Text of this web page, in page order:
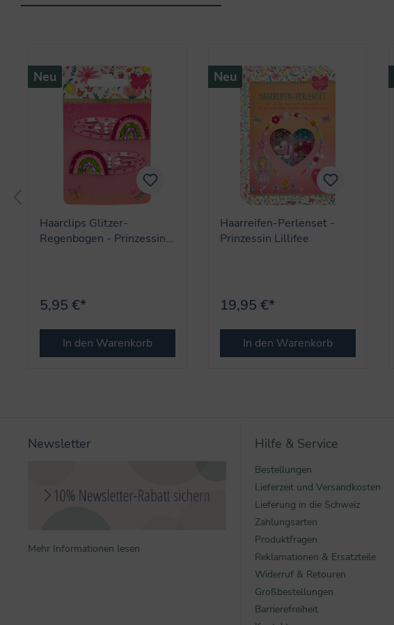
Neu
Haarclips Glitzer-
Regenbogen - Prinzessin
5,95 €*
In den Warenkorb
Neu
Haarreifen-Perlenset -
Prinzessin Lillifee
19,95 €*
In den Warenkorb
Newsletter
Mehr Informationen lesen
Hilfe & Service
Bestellungen
Lieferzeit und Versandkosten
Lieferung in die Schweiz
Zahlungsarten
Produktfragen
Reklamationen & Ersatzteile
Widerruf & Retouren
Großbestellungen
Barrierefreiheit